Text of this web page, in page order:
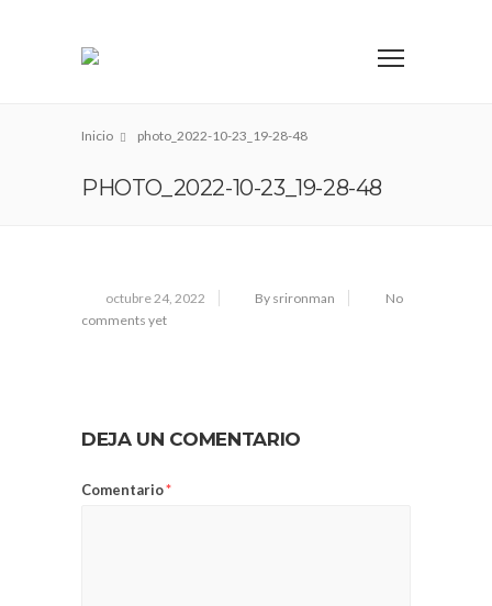
Inicio photo_2022-10-23_19-28-48
PHOTO_2022-10-23_19-28-48
octubre 24, 2022 By srironman
No
comments yet
DEJA UN COMENTARIO
Comentario*